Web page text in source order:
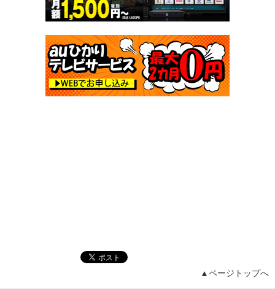
▲ページトップへ